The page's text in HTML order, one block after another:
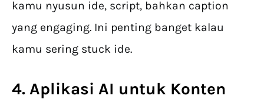
kamu nyusun ide, script, bahkan caption
yang engaging. Ini penting banget kalau
kamu sering stuck ide.
4. Aplikasi AI untuk Konten